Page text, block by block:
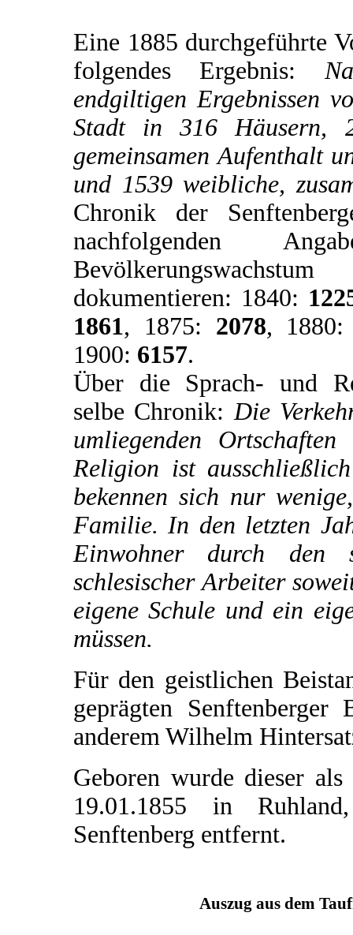
Eine 1885 durchgeführte
folgendes Ergebnis:
endgiltigen Ergebnissen
Stadt in 316 Häusern,
gemeinsamen Aufenthalt
und 1539 weibliche,
Chronik der
nachfolgenden
dokumentieren: 1840:
1861, 1875: 2078,
1900: 6157.
Über die Sprach- und
selbe Chronik: Die
umliegenden
Religion ist
bekennen sich nur
Familie. In den letzten
Einwohner durch den
schlesischer Arbeiter
eigene Schule und ein
müssen.
Für den geistlichen
geprägten
anderem Wilhelm
Geboren wurde dieser
19.01.1855 in
Senftenberg entfernt.
Auszug aus dem